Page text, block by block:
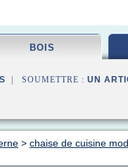
BOIS
| SOUMETTRE : UN
> chaise de cuisine